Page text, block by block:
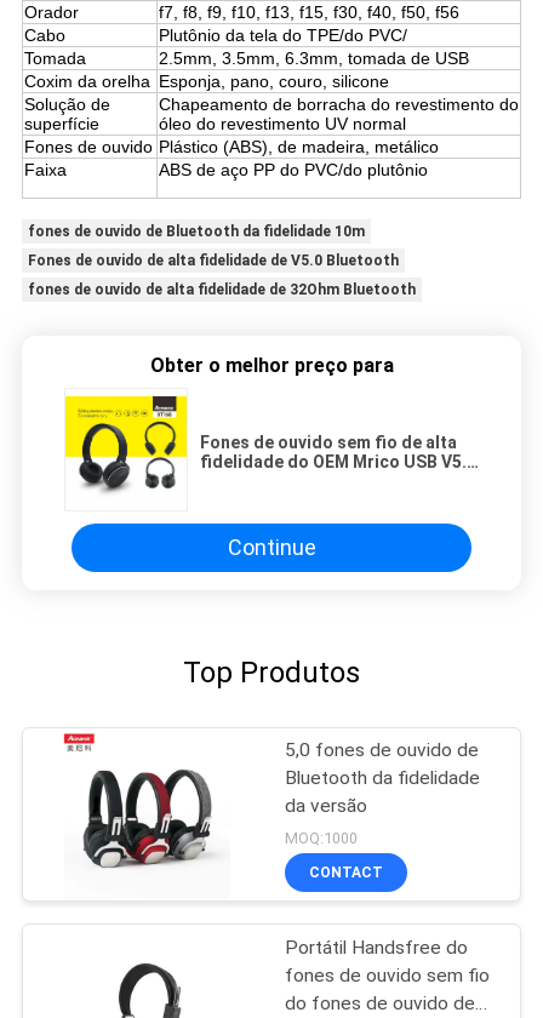
Orador
f7, f8, f9, f10, f13, f15, f30, f40, f50, f56
Cabo
Plutônio da tela do TPE/do PVC/
Tomada
2.5mm, 3.5mm, 6.3mm, tomada de USB
Coxim da orelha Esponja, pano, couro, silicone
Solução de
superfície
Chapeamento de borracha do revestimento do
óleo do revestimento UV normal
Fones de ouvido Plástico (ABS), de madeira, metálico
Faixa
ABS de aço PP do PVC/do plutônio
fones de ouvido de Bluetooth da fidelidade 10m
Fones de ouvido de alta fidelidade de V5.0 Bluetooth
fones de ouvido de alta fidelidade de 32Ohm Bluetooth
Obter o melhor preço para
Fones de ouvido sem fio de alta
fidelidade do OEM Mrico USB V5.0
Continue
Top Produtos
5,0 fones de ouvido de
Bluetooth da fidelidade
da versão
MOQ:1000
CONTACT
Portátil Handsfree do
fones de ouvido sem fio
do fones de ouvido de